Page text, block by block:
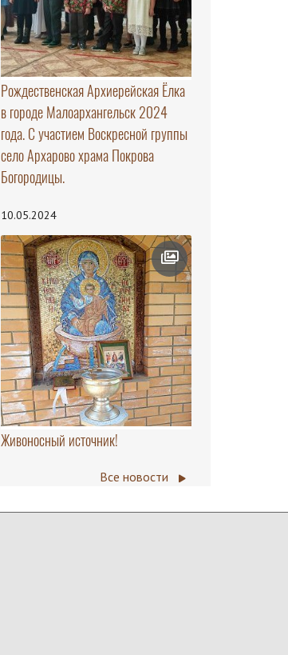
Рождественская Архиерейская Ёлка
в городе Малоархангельск 2024
года. С участием Воскресной группы
село Архарово храма Покрова
Богородицы.
10.05.2024
Живоносный источник!
Все новости